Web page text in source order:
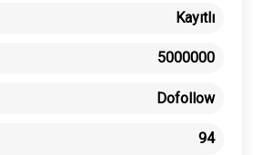
Kayıtlı
5000000
Dofollow
94